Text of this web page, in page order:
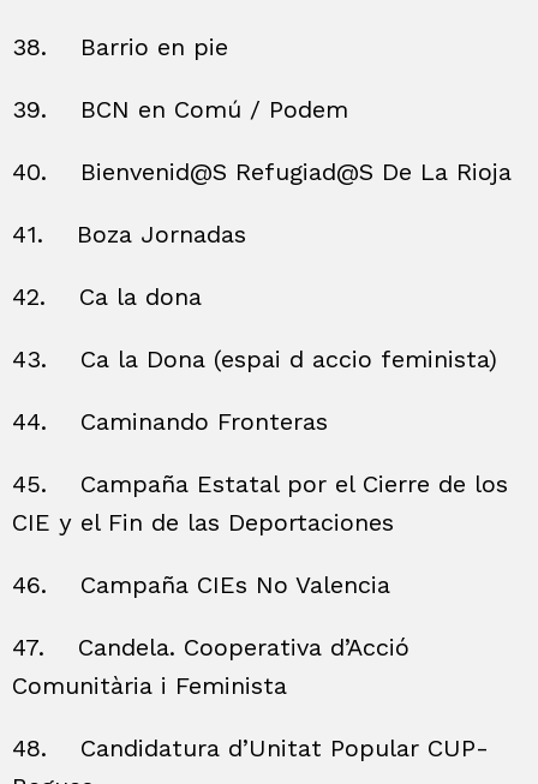
38. Barrio en pie
39. BCN en Comú / Podem
40. Bienvenid@S Refugiad@S De La Rioja
41. Boza Jornadas
42. Ca la dona
43. Ca la Dona (espai d accio feminista)
44. Caminando Fronteras
45.
Campaña Estatal por el Cierre de los
CIE y el Fin de las Deportaciones
46. Campaña CIEs No Valencia
47.
Candela. Cooperativa d’Acció
Comunitària i Feminista
48.
Candidatura d’Unitat Popular CUP-